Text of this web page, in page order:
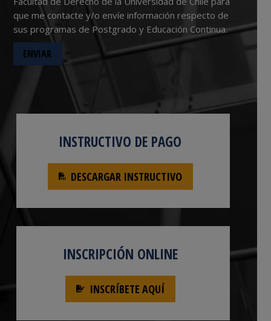
que me contacte y/o envíe información respecto de
sus programas de Postgrado y Educación Continua.
INSTRUCTIVO DE PAGO
DESCARGAR INSTRUCTIVO
INSCRIPCIÓN ONLINE
INSCRÍBETE AQUÍ